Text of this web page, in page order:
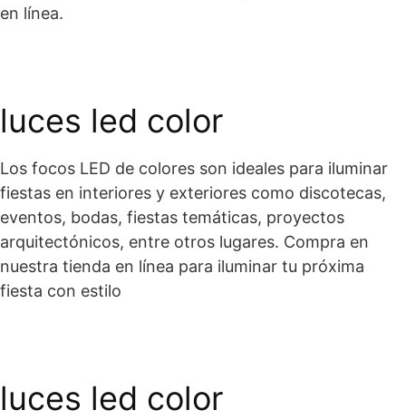
en línea.
luces led color
Los focos LED de colores son ideales para iluminar
fiestas en interiores y exteriores como discotecas,
eventos, bodas, fiestas temáticas, proyectos
arquitectónicos, entre otros lugares. Compra en
nuestra tienda en línea para iluminar tu próxima
fiesta con estilo
luces led color